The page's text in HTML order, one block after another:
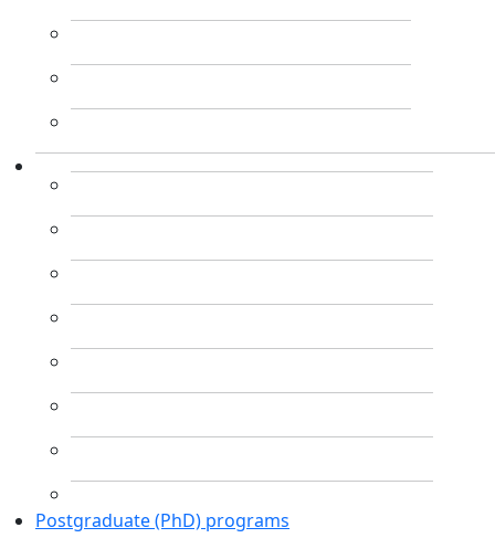
Postgraduate (PhD) programs